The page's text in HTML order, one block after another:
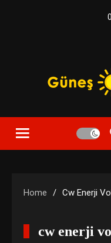
Güneş
Home Cw Enerji
cw enerji